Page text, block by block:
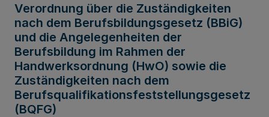
Verordnung über die Zuständigkeiten
nach dem Berufsbildungsgesetz (BBiG)
und die Angelegenheiten der
Berufsbildung im Rahmen der
Handwerksordnung (HwO) sowie die
Zuständigkeiten nach dem
Berufsqualifikationsfeststellungsgesetz
(BQFG)